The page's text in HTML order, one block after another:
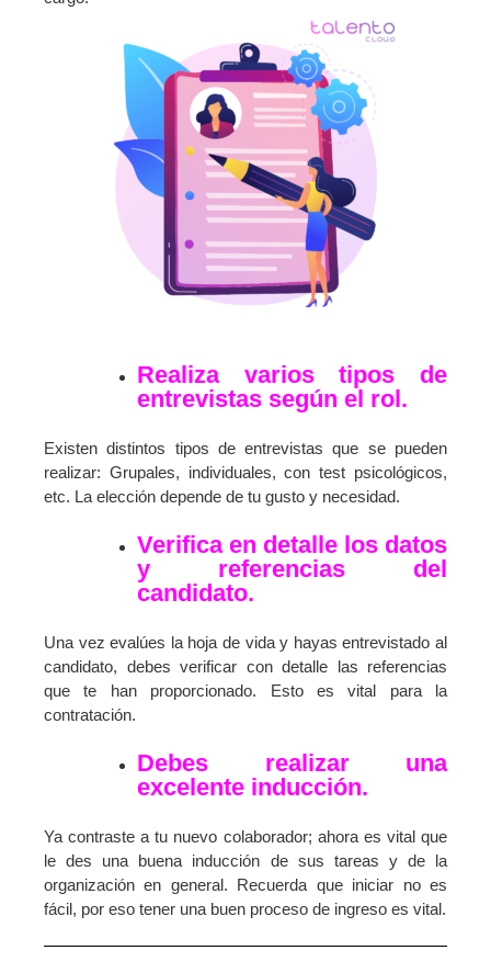
Realiza varios tipos de
entrevistas según el rol.
Existen distintos tipos de entrevistas que se pueden
realizar: Grupales, individuales, con test psicológicos,
etc. La elección depende de tu gusto y necesidad.
Verifica en detalle los datos
y referencias del
candidato.
Una vez evalúes la hoja de vida y hayas entrevistado al
candidato, debes verificar con detalle las referencias
que te han proporcionado. Esto es vital para la
contratación.
Debes realizar una
excelente inducción.
Ya contraste a tu nuevo colaborador; ahora es vital que
le des una buena inducción de sus tareas y de la
organización en general. Recuerda que iniciar no es
fácil, por eso tener una buen proceso de ingreso es vital.